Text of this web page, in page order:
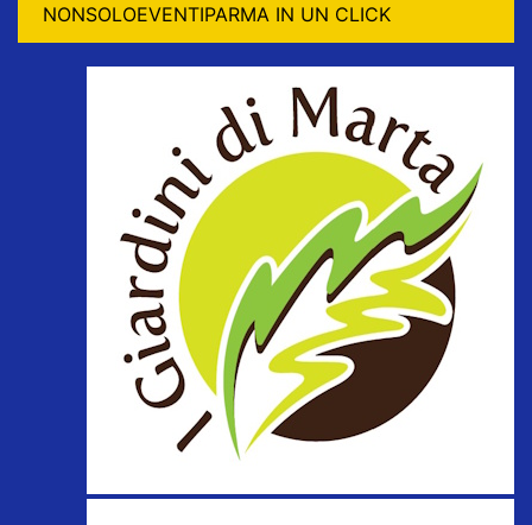
NONSOLOEVENTIPARMA IN UN CLICK